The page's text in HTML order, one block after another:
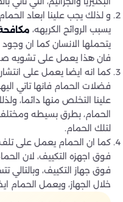
و لذلك يجب علينا ابعاد
يسبب الروائح الكريهه،
يتحملها الانسان كما ان
فان هذا يعمل على تشويه
كما انه ايضا يعمل على
فضلات الحمام فانها تاتي
علينا التخلص منها دائما،
الحمام، بطرق بسيطه
لتلك الحمام.
كما ان الحمام يعمل على تلف
فوق اجهزه التكييف، لان
فوق جهاز التكييف، وبالتالي
خلال الجهاز، ويعمل الحمام